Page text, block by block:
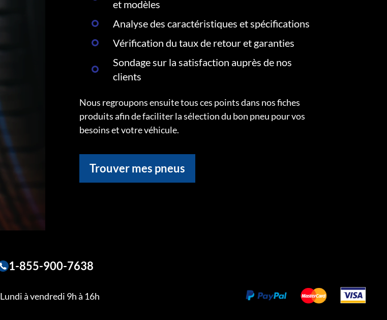
et modèles
Analyse des caractéristiques et spécifications
Vérification du taux de retour et garanties
Sondage sur la satisfaction auprès de nos
clients
Nous regroupons ensuite tous ces points dans nos fiches
produits afin de faciliter la sélection du bon pneu pour vos
besoins et votre véhicule.
Trouver mes pneus
1-855-900-7638
Lundi à vendredi 9h à 16h